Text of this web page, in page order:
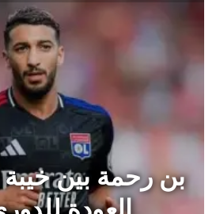
بن رحمة بين